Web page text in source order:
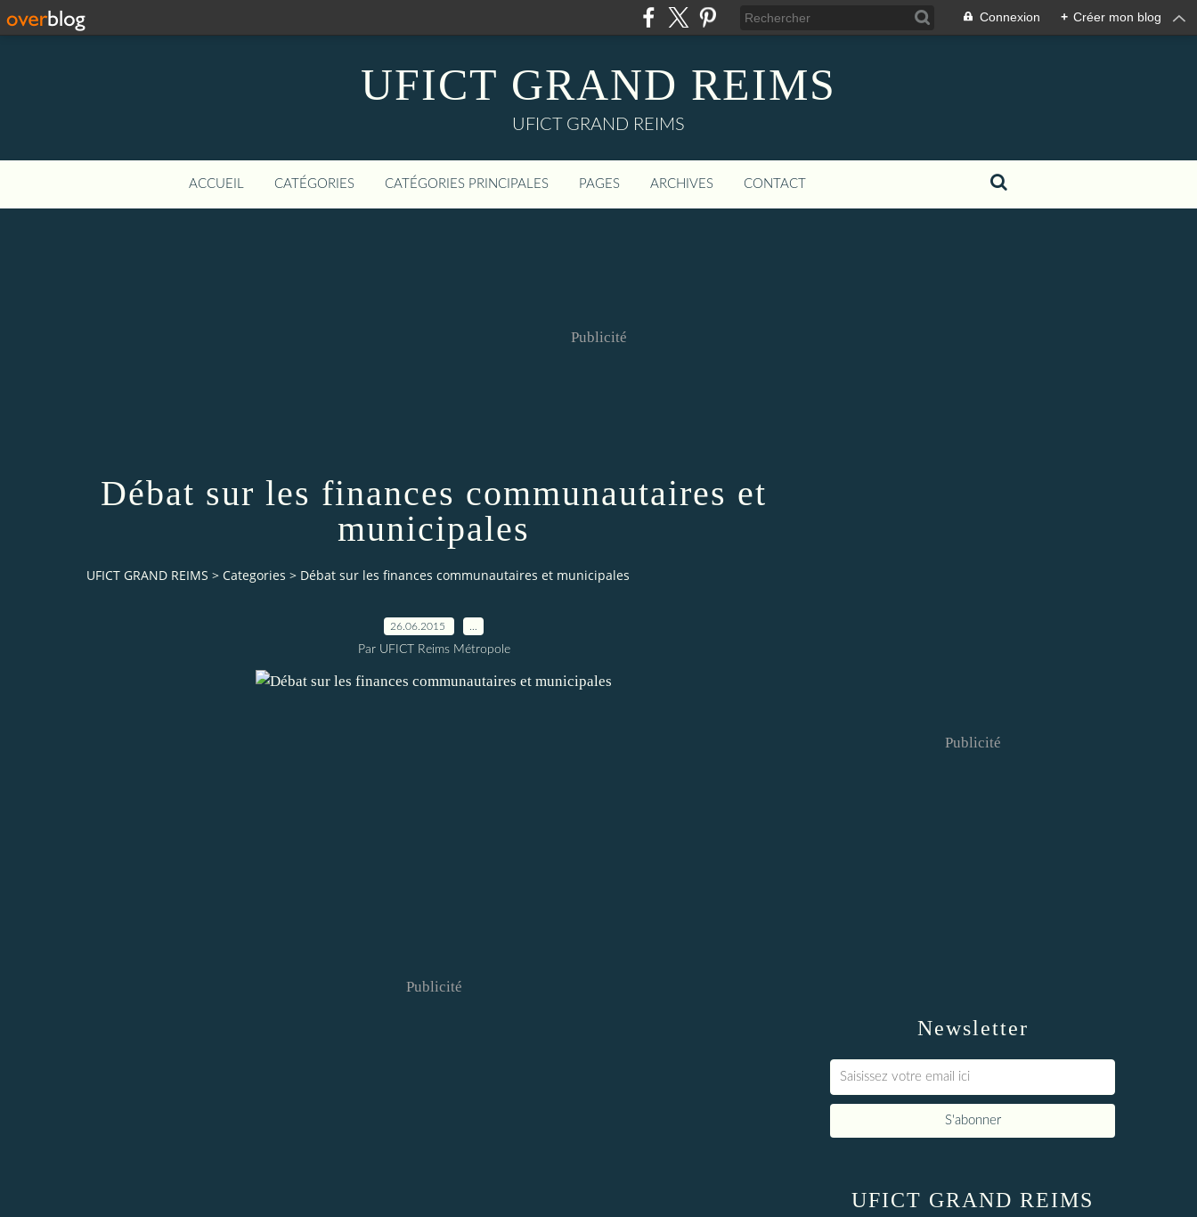
Connexion + Créer mon blog
UFICT GRAND REIMS
UFICT GRAND REIMS
ACCUEIL CATÉGORIES CATÉGORIES PRINCIPALES PAGES ARCHIVES CONTACT
Publicité
Débat sur les finances communautaires et
municipales
UFICT GRAND REIMS > Categories > Débat sur les finances communautaires et municipales
26.06.2015
Par UFICT Reims Métropole
Publicité
Newsletter
Publicité
UFICT GRAND REIMS